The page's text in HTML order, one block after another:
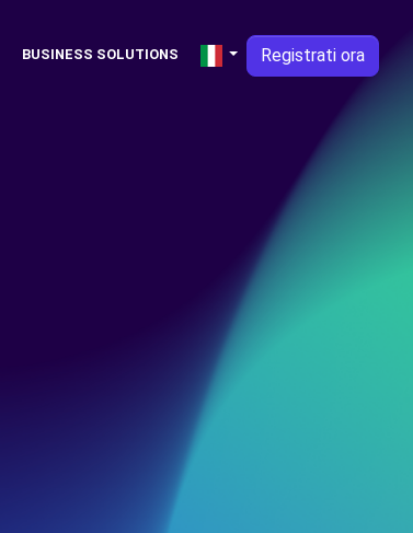
BUSINESS SOLUTIONS Registrati ora